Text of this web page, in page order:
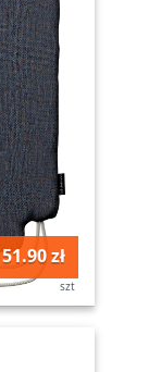
51.90 zł
szt